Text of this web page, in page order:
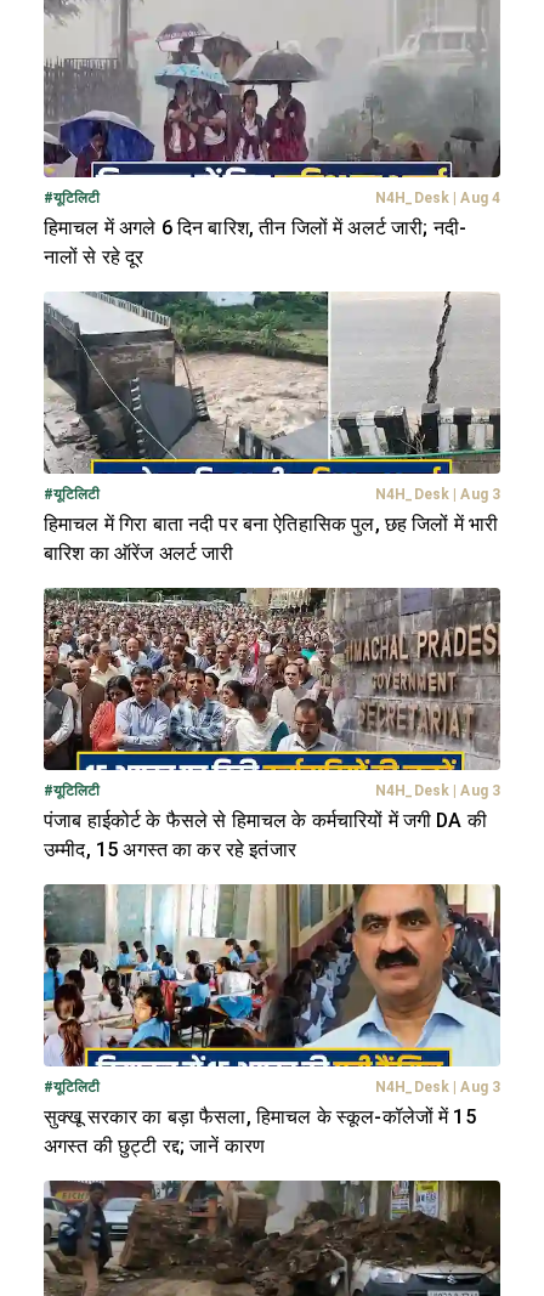
#यूटिलिटी N4H_Desk Aug 4
हिमाचल में अगले 6 दिन बारिश, तीन जिलों में अलर्ट जारी; नदी-
नालों से रहे दूर
#यूटिलिटी N4H_Desk Aug 3
हिमाचल में गिरा बाता नदी पर बना ऐतिहासिक पुल, छह जिलों में भारी
बारिश का ऑरेंज अलर्ट जारी
#यूटिलिटी N4H_Desk Aug 3
पंजाब हाईकोर्ट के फैसले से हिमाचल के कर्मचारियों में जगी DA की
उम्मीद, 15 अगस्त का कर रहे इतंजार
#यूटिलिटी N4H_Desk Aug 3
सुक्खू सरकार का बड़ा फैसला, हिमाचल के स्कूल-कॉलेजों में 15
अगस्त की छुट्टी रद्द; जानें कारण